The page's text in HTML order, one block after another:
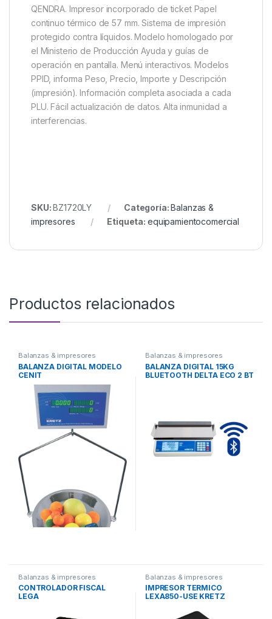
QENDRA. Impresor incorporado de ticket Papel
continuo térmico de 57 mm. Sistema de impresión
protegido contra líquidos. Modelo homologado por
el Ministerio de Producción Ayuda y guías de
operación en pantalla. Menú interactivos. Modelos
PPID, informa Peso, Precio, Importe y Descripción
(impresión). Información completa asociada a cada
PLU. Fácil actualización de datos. Alta inmunidad a
interferencias.
SKU:BZ1720LY Categoría:Balanzas &
impresores
Etiqueta: equipamientocomercial
Productos relacionados
Balanzas & impresores
BALANZA DIGITAL MODELO
CENIT
Balanzas & impresores
BALANZA DIGITAL 15KG
BLUETOOTH DELTA ECO 2 BT
Balanzas & impresores
CONTROLADOR FISCAL
LEGA
Balanzas & impresores
IMPRESOR TERMICO
LEXA850-USE KRETZ